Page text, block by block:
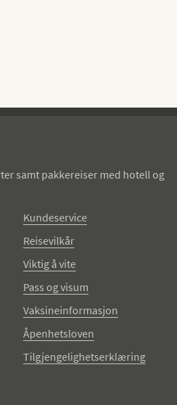
samt pakkereiser med hotell og
Kundeservice
Reisevilkår
Viktig å vite
Pass og visum
Vaksineinformasjon
Åpenhetsloven
Tilgjengelighetserklæring